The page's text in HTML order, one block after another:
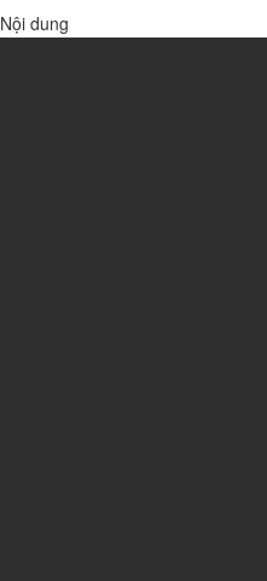
Nội dung